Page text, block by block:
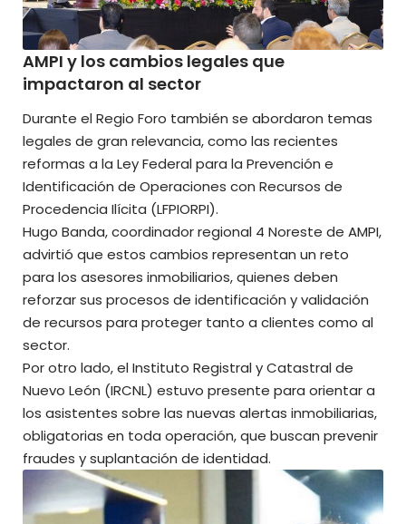
AMPI y los cambios legales que
impactaron al sector
Durante el Regio Foro también se abordaron temas
legales de gran relevancia, como las recientes
reformas a la Ley Federal para la Prevención e
Identificación de Operaciones con Recursos de
Procedencia Ilícita (LFPIORPI).
Hugo Banda, coordinador regional 4 Noreste de AMPI,
advirtió que estos cambios representan un reto
para los asesores inmobiliarios, quienes deben
reforzar sus procesos de identificación y validación
de recursos para proteger tanto a clientes como al
sector.
Por otro lado, el Instituto Registral y Catastral de
Nuevo León (IRCNL) estuvo presente para orientar a
los asistentes sobre las nuevas alertas inmobiliarias,
obligatorias en toda operación, que buscan prevenir
fraudes y suplantación de identidad.